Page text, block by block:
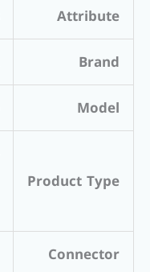
Attribute
Brand
Model
Product Type
Connector